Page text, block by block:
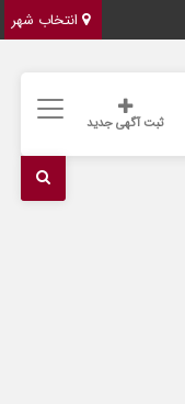
انتخاب شهر
ثبت آگهی جدید